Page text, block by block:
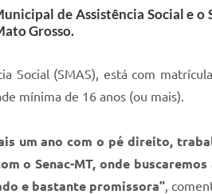
de Assistência Social e
Grosso.
(SMAS), está com
mínima de 16 anos (ou mais).
um ano com o pé direito,
o Senac-MT, onde
e bastante promissora”,